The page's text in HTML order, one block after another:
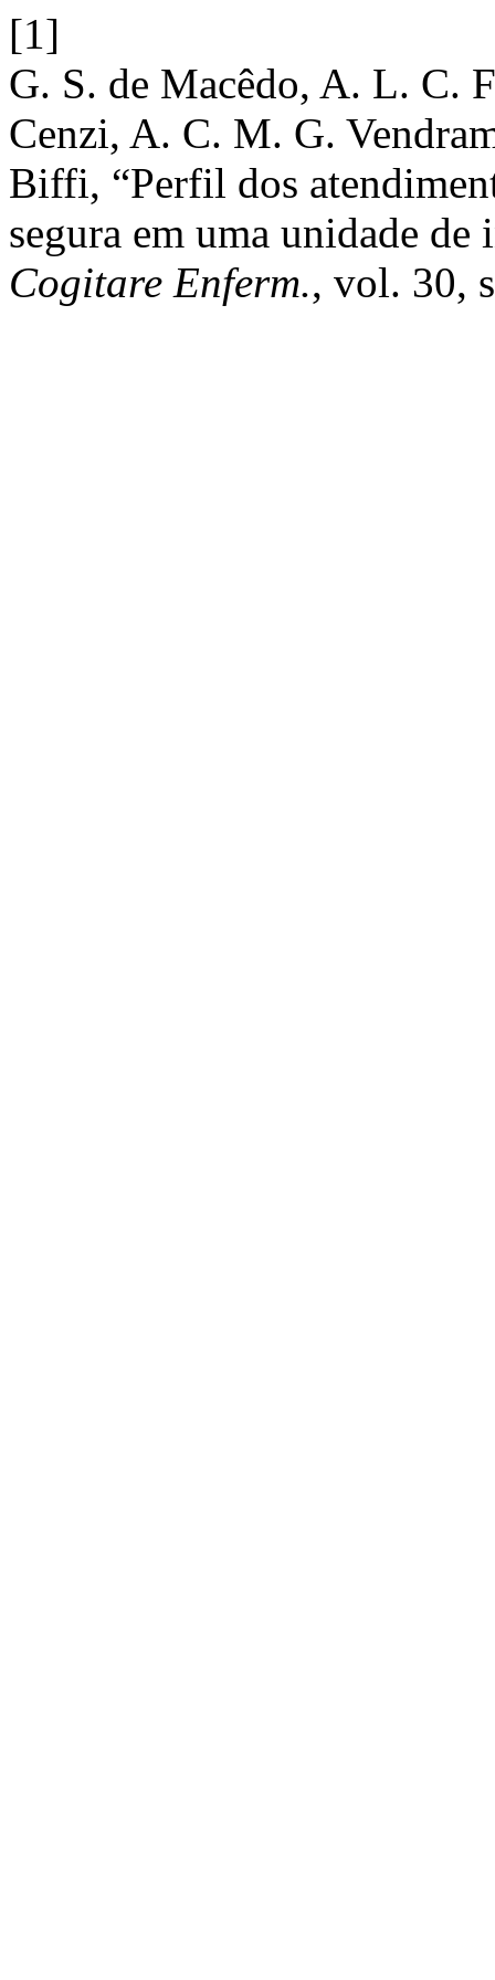
[1]
G. S. de Macêdo, A. L. C.
Cenzi, A. C. M. G.
Biffi, “Perfil dos
segura em uma unidade
Cogitare Enferm., vol. 30,